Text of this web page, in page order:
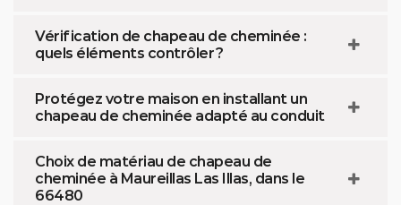
Vérification de chapeau de cheminée :
quels éléments contrôler ?
Protégez votre maison en installant un
chapeau de cheminée adapté au conduit
Choix de matériau de chapeau de
cheminée à Maureillas Las Illas, dans le
66480